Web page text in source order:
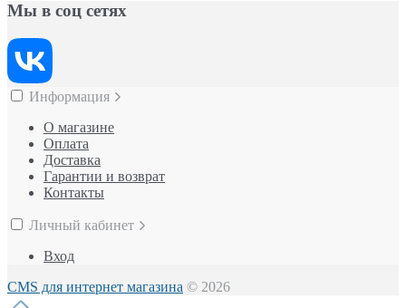
Мы в соц сетях
Информация
О магазине
Оплата
Доставка
Гарантии и возврат
Контакты
Личный кабинет
Вход
CMS для интернет магазина © 2026